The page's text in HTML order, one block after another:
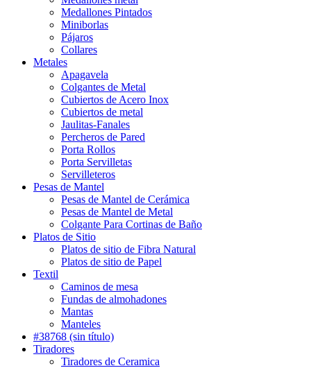
Medallones Pintados
Miniborlas
Pájaros
Collares
Metales
Apagavela
Colgantes de Metal
Cubiertos de Acero Inox
Cubiertos de metal
Jaulitas-Fanales
Percheros de Pared
Porta Rollos
Porta Servilletas
Servilleteros
Pesas de Mantel
Pesas de Mantel de Cerámica
Pesas de Mantel de Metal
Colgante Para Cortinas de Baño
Platos de Sitio
Platos de sitio de Fibra Natural
Platos de sitio de Papel
Textil
Caminos de mesa
Fundas de almohadones
Mantas
Manteles
#38768 (sin título)
Tiradores
Tiradores de Ceramica